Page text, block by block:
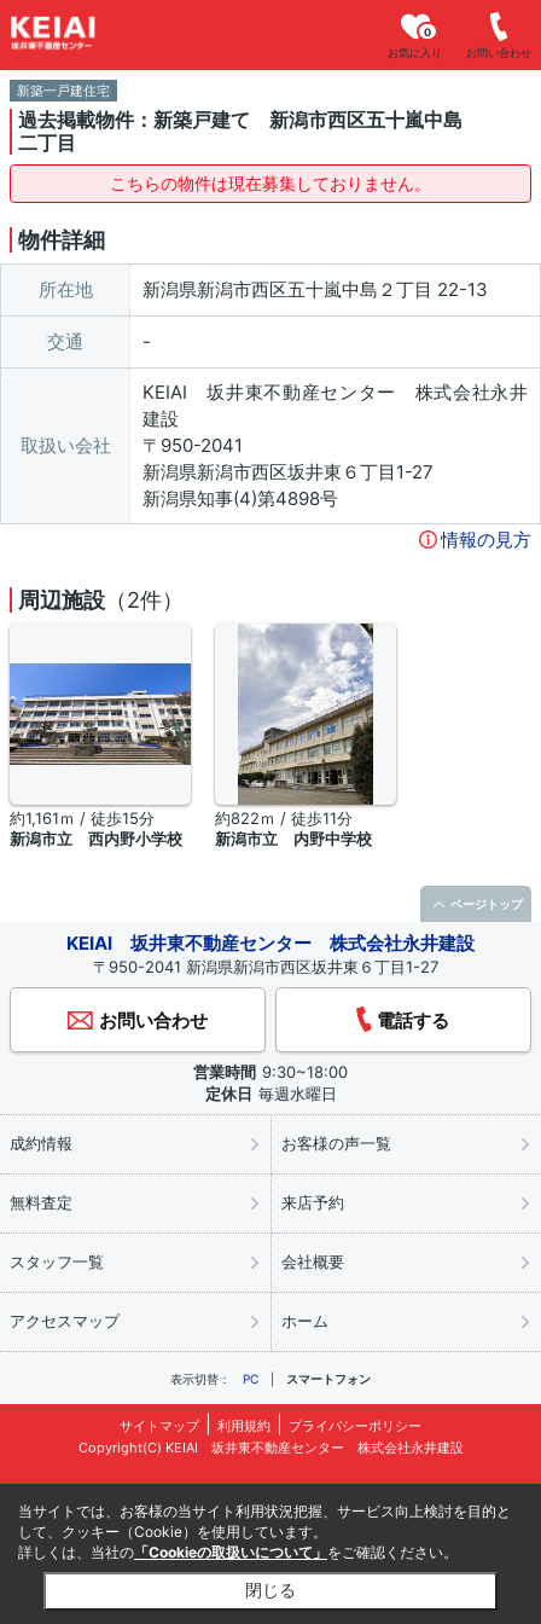
お気に入り
0
お問い合わせ
新築一戸建住宅
過去掲載物件：新築戸建て 新潟市西区五十嵐中島
二丁目
こちらの物件は現在募集しておりません。
物件詳細
所在地 新潟県新潟市西区五十嵐中島２丁目 22-13
交通
取扱い会社
KEIAI 坂井東不動産センター 株式会社永井
建設
〒950-2041
新潟県新潟市西区坂井東６丁目1-27
新潟県知事(4)第4898号
情報の見方
周辺施設 （2件）
約1,161ｍ / 徒歩15分
新潟市立 西内野小学校
約822ｍ / 徒歩11分
新潟市立 内野中学校
KEIAI 坂井東不動産センター 株式会社永井建設
〒950-2041 新潟県新潟市西区坂井東６丁目1-27
お問い合わせ 電話する
営業時間 9:30~18:00
定休日 毎週水曜日
成約情報 お客様の声一覧
無料査定 来店予約
スタッフ一覧 会社概要
アクセスマップ ホーム
表示切替： PC スマートフォン
サイトマップ 利用規約
プライバシーポリシー
Copyright(C) KEIAI 坂井東不動産センター 株式会社永井建設
ページトップ
当サイトでは、お客様の当サイト利用状況把握、サービス向上検討を目的と
して、クッキー（Cookie）を使用しています。
詳しくは、当社の 「Cookieの取扱いについて」 をご確認ください。
閉じる